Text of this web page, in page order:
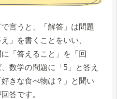
言うと、「解答」は問題
」を書くことをいい、
「答えること」を「回
数学の問題に「5」と答え
きな食べ物は？」と聞い
答です。